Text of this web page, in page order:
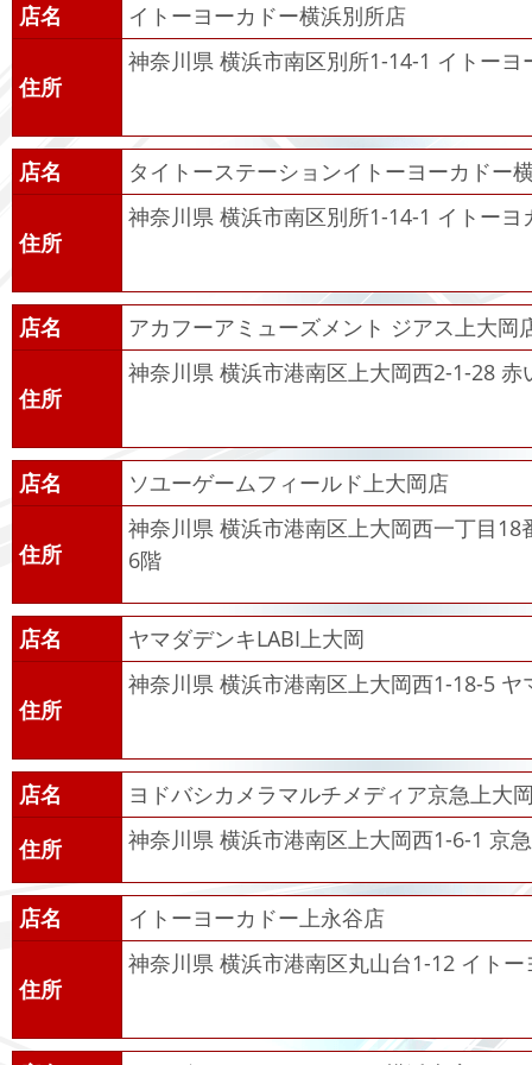
店名 イトーヨーカドー横浜別所店
住所
神奈川県 横浜市南区別所1-14-1 イトーヨ
店名 タイトーステーションイトーヨーカドー
住所
神奈川県 横浜市南区別所1-14-1 イトーヨ
店名 アカフーアミューズメント ジアス上大岡
住所
神奈川県 横浜市港南区上大岡西2-1-28
店名 ソユーゲームフィールド上大岡店
住所
神奈川県 横浜市港南区上大岡西一丁目18
6階
店名 ヤマダデンキLABI上大岡
住所
神奈川県 横浜市港南区上大岡西1-18-5 ヤ
店名
ヨドバシカメラマルチメディア京急上大
住所
神奈川県 横浜市港南区上大岡西1-6-1 京
店名 イトーヨーカドー上永谷店
住所
神奈川県 横浜市港南区丸山台1-12 イト